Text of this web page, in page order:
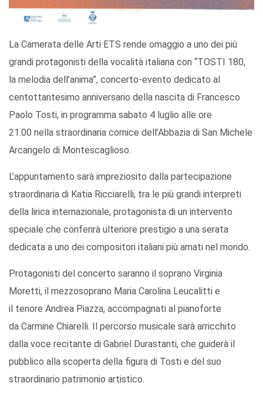
La Camerata delle Arti ETS rende omaggio a uno dei più
grandi protagonisti della vocalità italiana con “TOSTI 180,
la melodia dell’anima”, concerto-evento dedicato al
centottantesimo anniversario della nascita di Francesco
Paolo Tosti, in programma sabato 4 luglio alle ore
21.00 nella straordinaria cornice dell’Abbazia di San Michele
Arcangelo di Montescaglioso.
L’appuntamento sarà impreziosito dalla partecipazione
straordinaria di Katia Ricciarelli, tra le più grandi interpreti
della lirica internazionale, protagonista di un intervento
speciale che conferirà ulteriore prestigio a una serata
dedicata a uno dei compositori italiani più amati nel mondo.
Protagonisti del concerto saranno il soprano Virginia
Moretti, il mezzosoprano Maria Carolina Leucalitti e
il tenore Andrea Piazza, accompagnati al pianoforte
da Carmine Chiarelli. Il percorso musicale sarà arricchito
dalla voce recitante di Gabriel Durastanti, che guiderà il
pubblico alla scoperta della figura di Tosti e del suo
straordinario patrimonio artistico.